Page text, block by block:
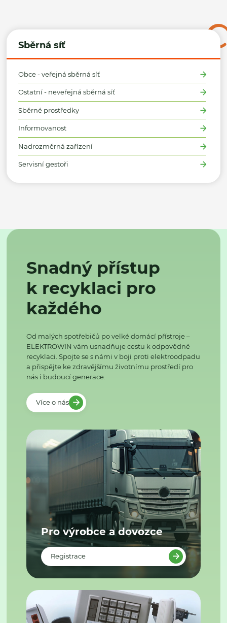
Sběrná síť
Obce - veřejná sběrná síť
Ostatní - neveřejná sběrná síť
Sběrné prostředky
Informovanost
Nadrozměrná zařízení
Servisní gestoři
Snadný přístup
k recyklaci pro
každého
Od malých spotřebičů po velké domácí přístroje –
ELEKTROWIN vám usnadňuje cestu k odpovědné
recyklaci. Spojte se s námi v boji proti elektroodpadu
a přispějte ke zdravějšímu životnímu prostředí pro
nás i budoucí generace.
Více o nás
Pro výrobce a dovozce
Registrace